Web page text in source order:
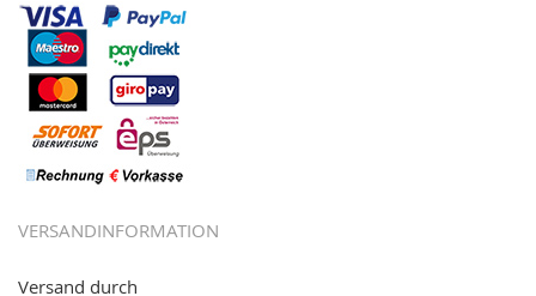
VERSANDINFORMATION
Versand durch